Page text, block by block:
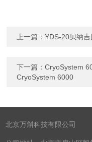
上一篇：YDS-20贝纳
下一篇：CryoSystem
CryoSystem 6000
北京万斛科技有限公司